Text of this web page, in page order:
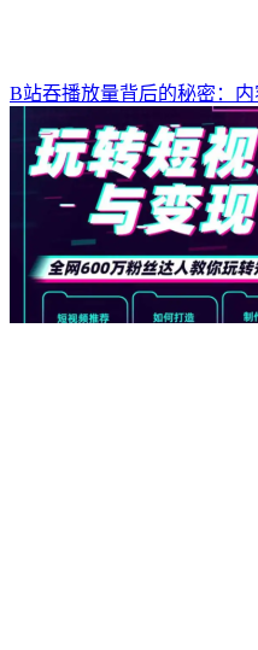
B站吞播放量背后的秘密：内